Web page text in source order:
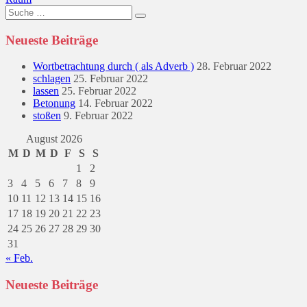
Suche
nach:
Neueste Beiträge
Wortbetrachtung durch ( als Adverb ) 28. Februar 2022
schlagen 25. Februar 2022
lassen 25. Februar 2022
Betonung 14. Februar 2022
stoßen 9. Februar 2022
August 2026
M D M D F S
S
1
2
3
4 5 6 7 8
9
10 11 12 13 14 15 16
17 18 19 20 21 22 23
24 25 26 27 28 29 30
31
« Feb.
Neueste Beiträge